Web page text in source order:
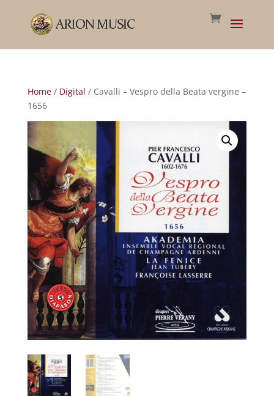
Home/ Digital / Cavalli – Vespro della Beata vergine –
1656